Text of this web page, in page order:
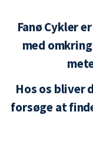
Fanø Cykler
med
Hos os bliver
forsøge at